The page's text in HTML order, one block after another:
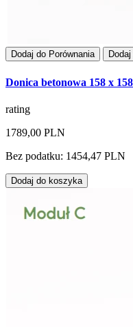
Dodaj do Porównania
Donica betonowa 158 x
rating
1789,00 PLN
Bez podatku: 1454,47 PLN
Dodaj do koszyka